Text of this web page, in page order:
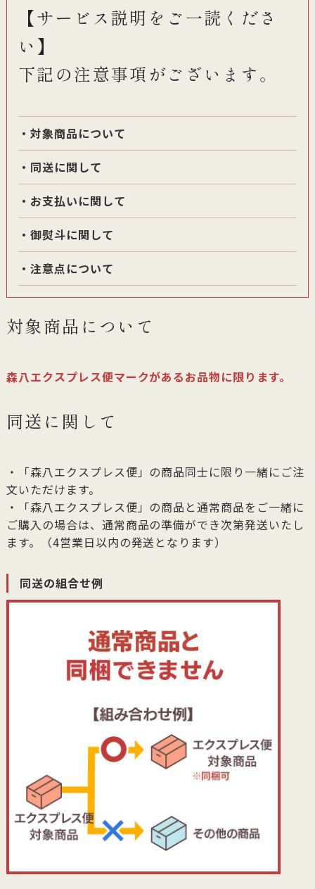
【サービス説明をご一読くださ
い】
下記の注意事項がございます。
・対象商品について
・同送に関して
・お支払いに関して
・御熨斗に関して
・注意点について
対象商品について
森八エクスプレス便マークがあるお品物に限ります。
同送に関して
・「森八エクスプレス便」の商品同士に限り一緒にご注
文いただけます。
・「森八エクスプレス便」の商品と通常商品をご一緒に
ご購入の場合は、通常商品の準備ができ次第発送いたし
ます。（4営業日以内の発送となります）
同送の組合せ例